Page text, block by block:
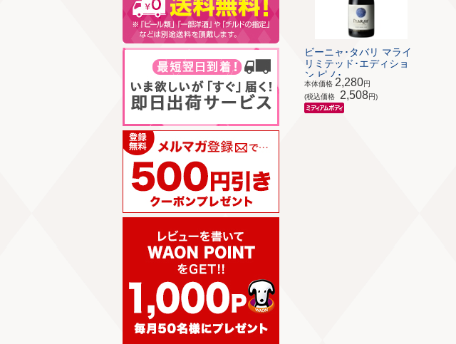
ビーニャ･タバリ マライ
リミテッド･エディショ
ン ピノ･...
本体価格 2,280円
(税込価格
2,508円)